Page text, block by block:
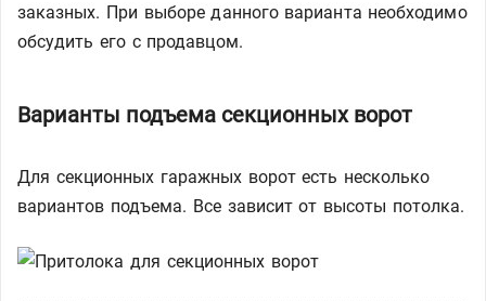
заказных. При выборе данного варианта необходимо
обсудить его с продавцом.
Варианты подъема секционных ворот
Для секционных гаражных ворот есть несколько
вариантов подъема. Все зависит от высоты потолка.